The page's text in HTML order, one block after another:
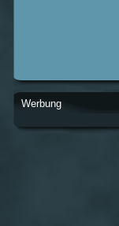
Werbung